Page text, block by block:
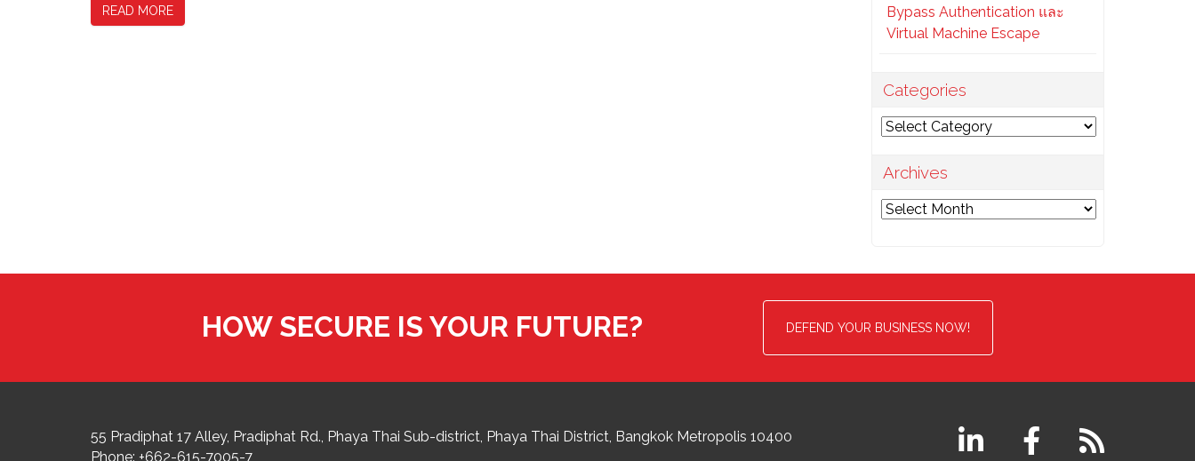
READ MORE
Bypass Authentication และ
Virtual Machine Escape
Categories
Categories
Archives
Archives
HOW SECURE IS YOUR FUTURE? DEFEND YOUR BUSINESS NOW!
55 Pradiphat 17 Alley, Pradiphat Rd., Phaya Thai Sub-district Phaya Thai District, Bangkok Metropolis 10400
Phone: +662-615-7005-7